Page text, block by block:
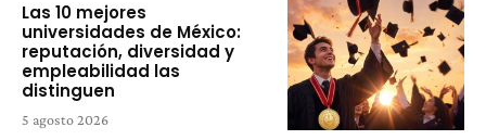
Las 10 mejores
universidades de México:
reputación, diversidad y
empleabilidad las
distinguen
5 agosto 2026